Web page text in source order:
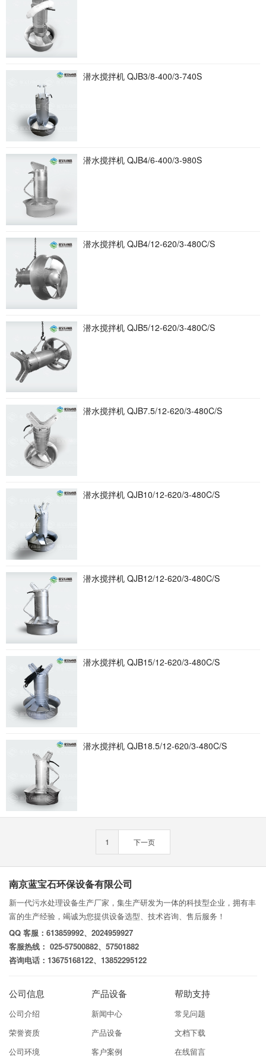
潜水搅拌机 QJB3/8-400/3-740S
潜水搅拌机 QJB4/6-400/3-980S
潜水搅拌机 QJB4/12-620/3-480C/S
潜水搅拌机 QJB5/12-620/3-480C/S
潜水搅拌机 QJB7.5/12-620/3-480C/S
潜水搅拌机 QJB10/12-620/3-480C/S
潜水搅拌机 QJB12/12-620/3-480C/S
潜水搅拌机 QJB15/12-620/3-480C/S
潜水搅拌机 QJB18.5/12-620/3-480C/S
1 下一页
南京蓝宝石环保设备有限公司
新一代污水处理设备生产厂家，集生产研发为一体的科技型企业，拥有丰
富的生产经验，竭诚为您提供设备选型、技术咨询、售后服务！
QQ 客服：613859992、2024959927
客服热线： 025-57500882、57501882
咨询电话：13675168122、13852295122
公司信息
公司介绍
荣誉资质
公司环境
产品设备
新闻中心
产品设备
客户案例
帮助支持
常见问题
文档下载
在线留言